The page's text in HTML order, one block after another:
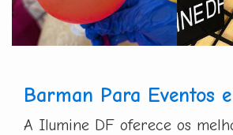
Barman Para Eventos
A Ilumine DF oferece os